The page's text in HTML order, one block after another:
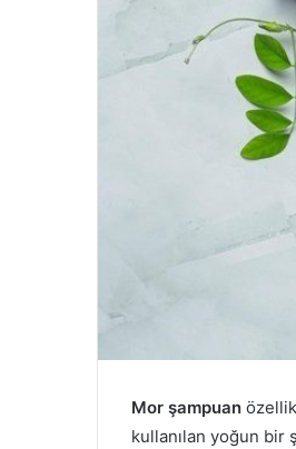
Mor şampuan
kullanılan yoğun bir